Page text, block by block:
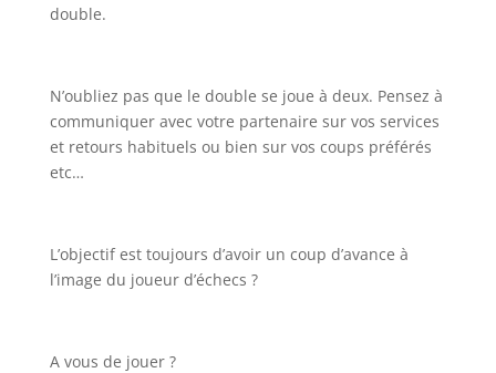
double.
N’oubliez pas que le double se joue à deux. Pensez à
communiquer avec votre partenaire sur vos services
et retours habituels ou bien sur vos coups préférés
etc…
L’objectif est toujours d’avoir un coup d’avance à
l’image du joueur d’échecs ?
A vous de jouer ?